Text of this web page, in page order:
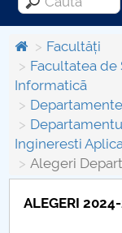
Despre
Centrul de
Consiliul de
Nr. de telefon si
Facultăți
Facultatea de
Informaticã
Ingineresti
Alegeri
ALEGERI